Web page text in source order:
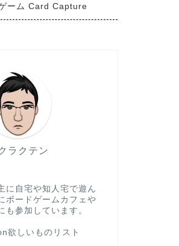
ーム Card Capture
ラクテン
に自宅や知人宅で遊ん
ボードゲームカフェや
も参加しています。
欲しいものリスト